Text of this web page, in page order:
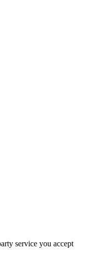
service you accept